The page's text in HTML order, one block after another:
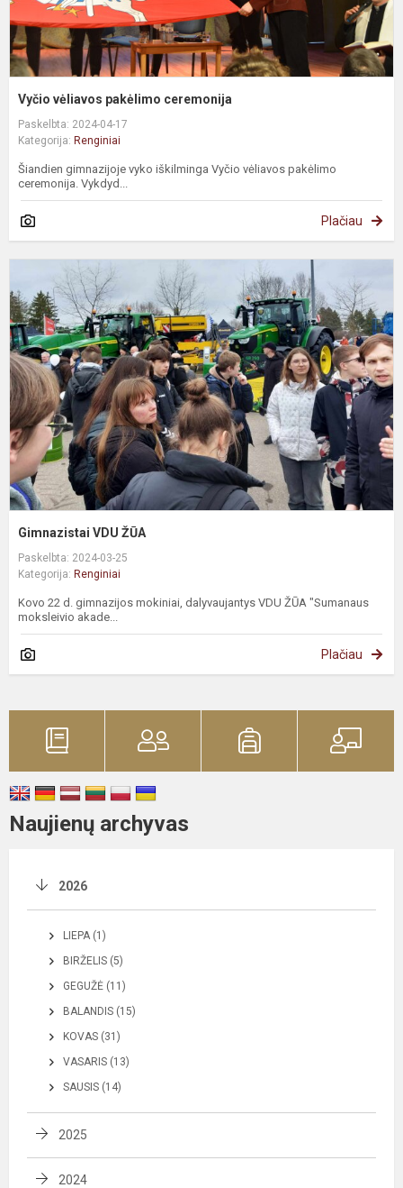
Vyčio vėliavos pakėlimo ceremonija
Paskelbta: 2024-04-17
Kategorija: Renginiai
Šiandien gimnazijoje vyko iškilminga Vyčio vėliavos pakėlimo
ceremonija. Vykdyd...
Plačiau
Gimnazistai VDU ŽŪA
Paskelbta: 2024-03-25
Kategorija: Renginiai
Kovo 22 d. gimnazijos mokiniai, dalyvaujantys VDU ŽŪA "Sumanaus
moksleivio akade...
Plačiau
Naujienų archyvas
2026
LIEPA (1)
BIRŽELIS (5)
GEGUŽĖ (11)
BALANDIS (15)
KOVAS (31)
VASARIS (13)
SAUSIS (14)
2025
2024